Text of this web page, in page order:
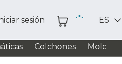
sesión ES
Colchones